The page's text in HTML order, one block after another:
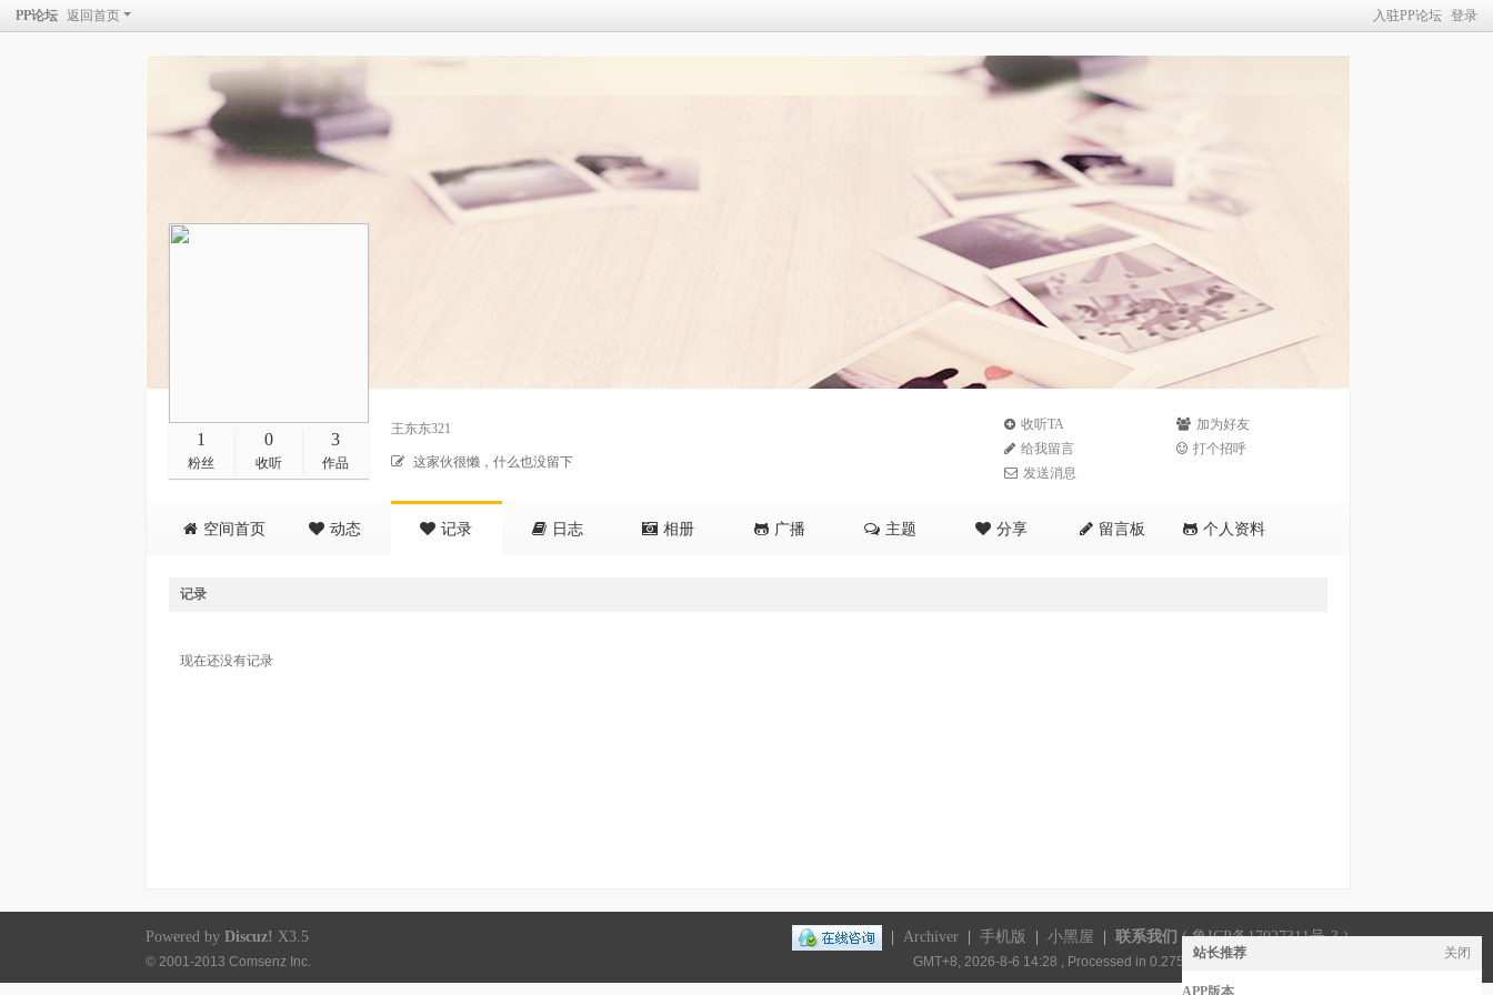
入驻PP论坛 登录
PP论坛 返回首页
1
粉丝
0
收听
3
作品
收听TA
加为好友
给我留言
打个招呼
发送消息
王东东321
这家伙很懒，什么也没留下
空间首页 动态 记录 日志 相册 广播 主题 分享 留言板 个人资料
记录
现在还没有记录
关闭
站长推荐
APP版本
Archiver 手机版 小黑屋 联系我们 (鲁ICP备17027311号-3)
GMT+8, 2026-8-6 14:28 , Processed in 0.275201 second(s), 18 queries .
Powered by Discuz! X3.5
© 2001-2013 Comsenz Inc.